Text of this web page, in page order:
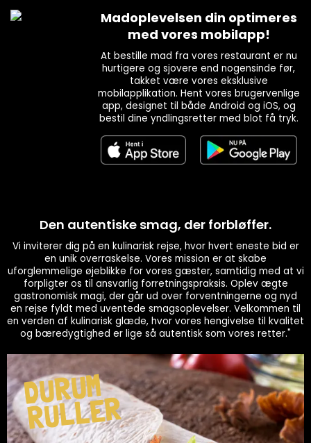
Madoplevelsen din optimeres
med vores mobilapp!
At bestille mad fra vores restaurant er nu
hurtigere og sjovere end nogensinde før,
takket være vores eksklusive
mobilapplikation. Hent vores brugervenlige
app, designet til både Android og iOS, og
bestil dine yndlingsretter med blot få tryk.
Den autentiske smag, der forbløffer.
Vi inviterer dig på en kulinarisk rejse, hvor hvert eneste bid er
en unik overraskelse. Vores mission er at skabe
uforglemmelige øjeblikke for vores gæster, samtidig med at vi
forpligter os til ansvarlig forretningspraksis. Oplev ægte
gastronomisk magi, der går ud over forventningerne og nyd
en rejse fyldt med uventede smagsoplevelser. Velkommen til
en verden af kulinarisk glæde, hvor vores hengivelse til kvalitet
og bæredygtighed er lige så autentisk som vores retter."
DURUM
RULLER